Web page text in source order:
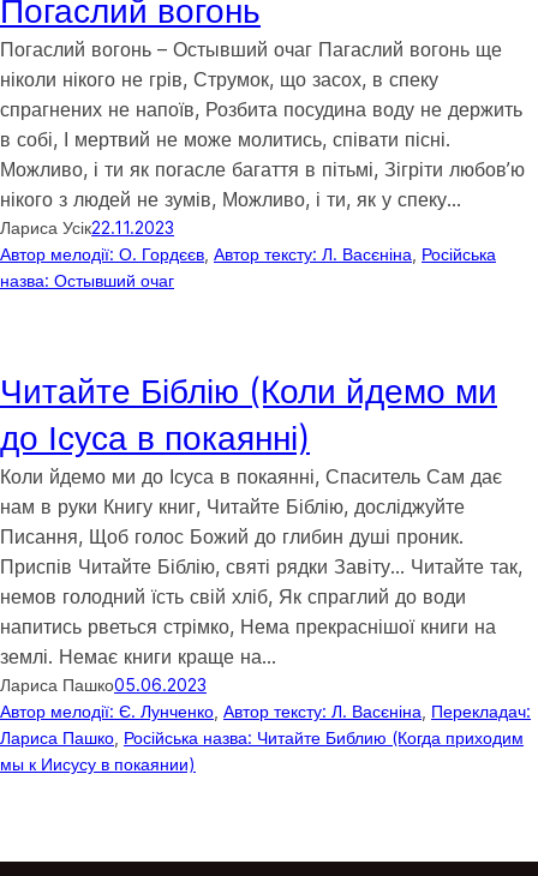
Погаслий вогонь
Погаслий вогонь – Остывший очаг Пагаслий вогонь ще
ніколи нікого не грів, Струмок, що засох, в спеку
спрагнених не напоїв, Розбита посудина воду не держить
в собі, І мертвий не може молитись, співати пісні.
Можливо, і ти як погасле багаття в пітьмі, Зігріти любов’ю
нікого з людей не зумів, Можливо, і ти, як у спеку…
Лариса Усік22.11.2023
Автор мелодії: О. Гордєєв Автор тексту: Л. Васєніна Російська
назва: Остывший очаг
Читайте Біблію (Коли йдемо ми
до Ісуса в покаянні)
Коли йдемо ми до Ісуса в покаянні, Спаситель Сам дає
нам в руки Книгу книг, Читайте Біблію, досліджуйте
Писання, Щоб голос Божий до глибин душі проник.
Приспів Читайте Біблію, святі рядки Завіту… Читайте так,
немов голодний їсть свій хліб, Як спраглий до води
напитись рветься стрімко, Нема прекраснішої книги на
землі. Немає книги краще на…
Лариса Пашко05.06.2023
Автор мелодії: Є. Лунченко Автор тексту: Л. Васєніна Перекладач:
Лариса Пашко Російська назва: Читайте Библию (Когда приходим
мы к Иисусу в покаянии)